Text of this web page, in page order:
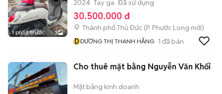
1 phút trước 3
2024 Tay ga Đã sử dụng
30.500.000 đ
Thành phố Thủ Đức (P. Phước Long mới)
DDƯƠNG THỊ THANH HẰNG 1 đã bán
Cho thuê mặt bằng Nguyễn Văn Khối
Mặt bằng kinh doanh